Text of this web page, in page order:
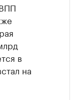
в
на